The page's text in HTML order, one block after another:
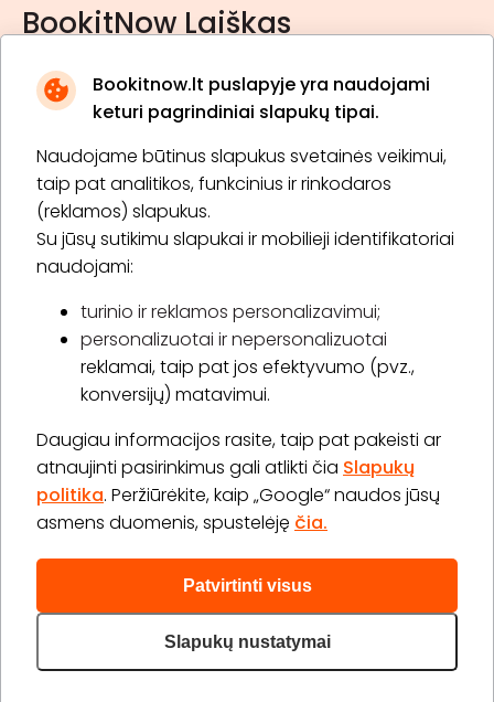
Bookitnow.lt puslapyje yra naudojami
keturi pagrindiniai slapukų tipai.
Naudojame būtinus slapukus svetainės veikimui,
taip pat analitikos, funkcinius ir rinkodaros
(reklamos) slapukus.
Su jūsų sutikimu slapukai ir mobilieji identifikatoriai
naudojami:
turinio ir reklamos personalizavimui;
personalizuotai ir nepersonalizuotai
reklamai, taip pat jos efektyvumo (pvz.,
konversijų) matavimui.
Daugiau informacijos rasite, taip pat pakeisti ar
atnaujinti pasirinkimus gali atlikti čia Slapukų
politika. Peržiūrėkite, kaip „Google“ naudos jūsų
asmens duomenis, spustelėję čia.
Patvirtinti visus
Slapukų nustatymai
BookitNow Laiškas
* Susipažinau su privatumo politika
Prenumeruoti
Apie „BookitNow“
Informacija
„GERA DOVANA“ GRUPĖ
2026 © Visos teisės saugomos info@bookitnow.lt, +370
645 03 111
Privatumo politika Svetainės medis